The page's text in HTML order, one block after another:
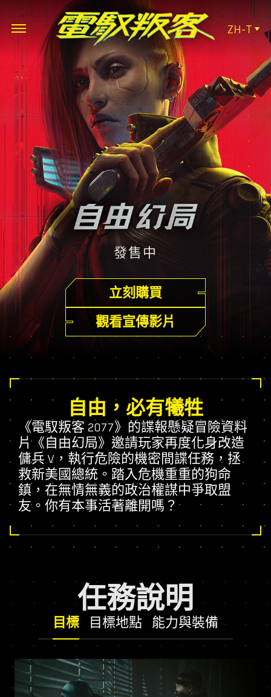
ZH-T
發售中
立刻購買
觀看宣傳影片
自由，必有犧牲
《電馭叛客 2077》的諜報懸疑冒險資料
片《自由幻局》邀請玩家再度化身改造
傭兵 V，執行危險的機密間諜任務，拯
救新美國總統。踏入危機重重的狗命
鎮，在無情無義的政治權謀中爭取盟
友。你有本事活著離開嗎？
任務說明
目標 目標地點 能力與裝備